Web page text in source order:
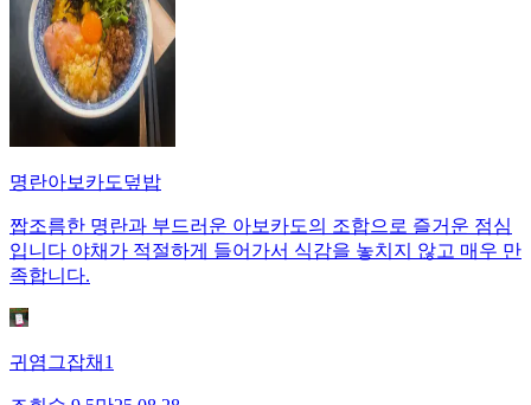
명란아보카도덮밥
짭조름한 명란과 부드러운 아보카도의 조합으로 즐거운 점심
입니다 야채가 적절하게 들어가서 식감을 놓치지 않고 매우 만
족합니다.
귀염그잡채1